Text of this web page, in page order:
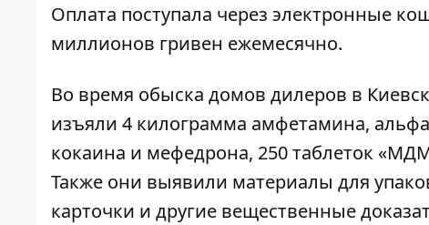
Оплата поступала через электронные
миллионов гривен ежемесячно.
Во время обыска домов дилеров в
изъяли 4 килограмма амфетамина,
кокаина и мефедрона, 250 таблеток
Также они выявили материалы для
карточки и другие вещественные